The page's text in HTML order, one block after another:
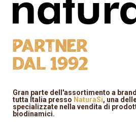
Partner
dal 1992
Gran parte dell'assortimento a
tutta Italia presso NaturaSi, una
specializzate nella vendita di
biodinamici.